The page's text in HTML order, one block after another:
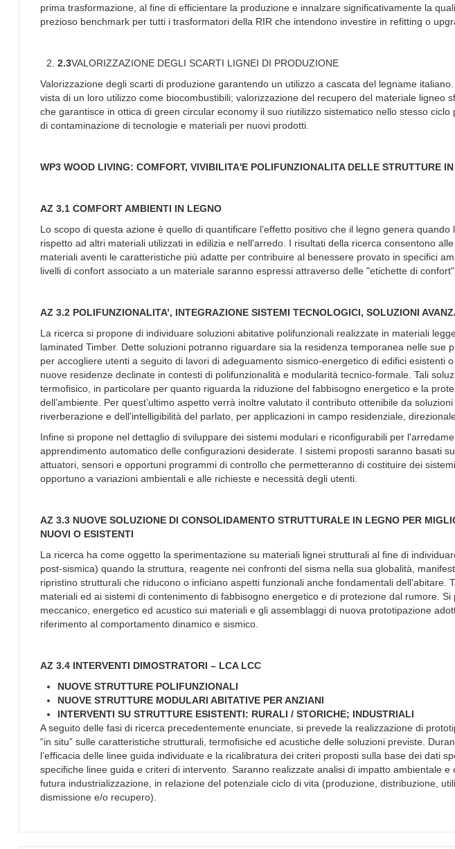
prima trasformazione, al fine di efficientare la produzione e innalzare significativamente la
prezioso benchmark per tutti i trasformatori della RIR che intendono investire in refitting o
2.3VALORIZZAZIONE DEGLI SCARTI LIGNEI DI PRODUZIONE
Valorizzazione degli scarti di produzione garantendo un utilizzo a cascata del legname
vista di un loro utilizzo come biocombustibili; valorizzazione del recupero del materiale ligneo
che garantisce in ottica di green circular economy il suo riutilizzo sistematico nello stesso
di contaminazione di tecnologie e materiali per nuovi prodotti.
WP3 WOOD LIVING: COMFORT, VIVIBILITA'E POLIFUNZIONALITA DELLE STRUTTURE
AZ 3.1 COMFORT AMBIENTI IN LEGNO
Lo scopo di questa azione è quello di quantificare l’effetto positivo che il legno genera
rispetto ad altri materiali utilizzati in edilizia e nell'arredo. I risultati della ricerca consentono
materiali aventi le caratteristiche più adatte per contribuire al benessere provato in specifici
livelli di confort associato a un materiale saranno espressi attraverso delle "etichette di
AZ 3.2 POLIFUNZIONALITA’, INTEGRAZIONE SISTEMI TECNOLOGICI, SOLUZIONI
La ricerca si propone di individuare soluzioni abitative polifunzionali realizzate in materiali
laminated Timber. Dette soluzioni potranno riguardare sia la residenza temporanea nelle sue
per accogliere utenti a seguito di lavori di adeguamento sismico-energetico di edifici esistenti
nuove residenze declinate in contesti di polifunzionalità e modularità tecnico-formale. Tali
termofisico, in particolare per quanto riguarda la riduzione del fabbisogno energetico e la
dell’ambiente. Per quest’ultimo aspetto verrà inoltre valutato il contributo ottenibile da
riverberazione e dell’intelligibilità del parlato, per applicazioni in campo residenziale,
Infine si propone nel dettaglio di sviluppare dei sistemi modulari e riconfigurabili per
apprendimento automatico delle configurazioni desiderate. I sistemi proposti saranno basati
attuatori, sensori e opportuni programmi di controllo che permetteranno di costituire dei
opportuno a variazioni ambientali e alle richieste e necessità degli utenti.
AZ 3.3 NUOVE SOLUZIONE DI CONSOLIDAMENTO STRUTTURALE IN LEGNO PER
NUOVI O ESISTENTI
La ricerca ha come oggetto la sperimentazione su materiali lignei strutturali al fine di
post-sismica) quando la struttura, reagente nei confronti del sisma nella sua globalità,
ripristino strutturali che riducono o inficiano aspetti funzionali anche fondamentali dell’abitare.
materiali ed ai sistemi di contenimento di fabbisogno energetico e di protezione dal rumore.
meccanico, energetico ed acustico sui materiali e gli assemblaggi di nuova prototipazione
riferimento al comportamento dinamico e sismico.
AZ 3.4 INTERVENTI DIMOSTRATORI – LCA LCC
NUOVE STRUTTURE POLIFUNZIONALI
NUOVE STRUTTURE MODULARI ABITATIVE PER ANZIANI
INTERVENTI SU STRUTTURE ESISTENTI: RURALI / STORICHE; INDUSTRIALI
A seguito delle fasi di ricerca precedentemente enunciate, si prevede la realizzazione di
“in situ” sulle caratteristiche strutturali, termofisiche ed acustiche delle soluzioni previste.
l’efficacia delle linee guida individuate e la ricalibratura dei criteri proposti sulla base dei dati
specifiche linee guida e criteri di intervento. Saranno realizzate analisi di impatto ambientale
futura industrializzazione, in relazione del potenziale ciclo di vita (produzione, distribuzione,
dismissione e/o recupero).